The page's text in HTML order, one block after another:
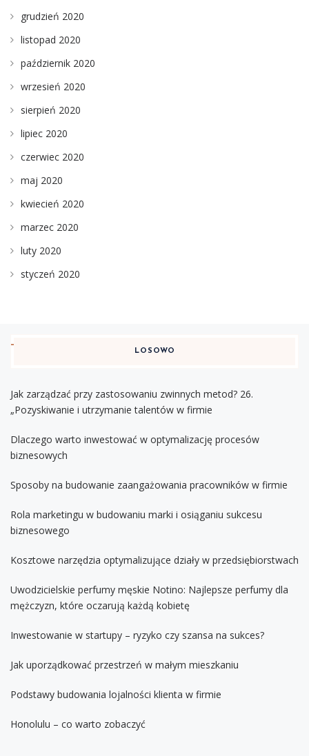
grudzień 2020
listopad 2020
październik 2020
wrzesień 2020
sierpień 2020
lipiec 2020
czerwiec 2020
maj 2020
kwiecień 2020
marzec 2020
luty 2020
styczeń 2020
LOSOWO
Jak zarządzać przy zastosowaniu zwinnych metod? 26.
„Pozyskiwanie i utrzymanie talentów w firmie
Dlaczego warto inwestować w optymalizację procesów
biznesowych
Sposoby na budowanie zaangażowania pracowników w firmie
Rola marketingu w budowaniu marki i osiąganiu sukcesu
biznesowego
Kosztowe narzędzia optymalizujące działy w przedsiębiorstwach
Uwodzicielskie perfumy męskie Notino: Najlepsze perfumy dla
mężczyzn, które oczarują każdą kobietę
Inwestowanie w startupy – ryzyko czy szansa na sukces?
Jak uporządkować przestrzeń w małym mieszkaniu
Podstawy budowania lojalności klienta w firmie
Honolulu – co warto zobaczyć